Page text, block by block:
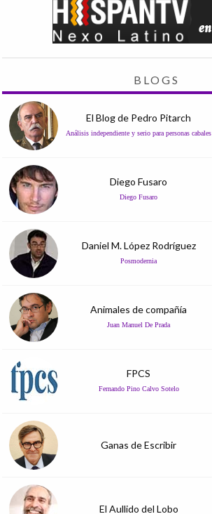
BLOGS
El Blog de Pedro Pitarch
Análisis independiente y serio para personas cabales
Diego Fusaro
Diego Fusaro
Daniel M. López Rodríguez
Posmodernia
Animales de compañía
Juan Manuel De Prada
FPCS
Fernando Pino Calvo Sotelo
Ganas de Escribir
El Aullido del Lobo